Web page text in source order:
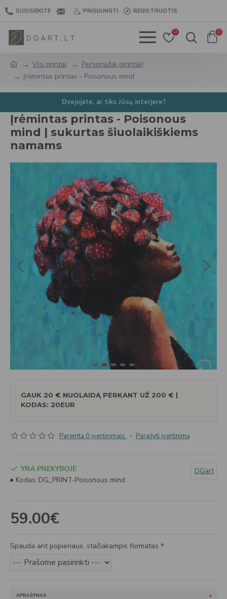
SUSISIEKITE PRISIJUNGTI REGISTRUOTIS
0 0
Visi printai
Personažai (printai)
Įrėmintas printas - Poisonous mind
Dvejojate, ar tiks Jūsų interjere?
Įrėmintas printas - Poisonous
mind | sukurtas šiuolaikiškiems
namams
GAUK 20 € NUOLAIDĄ PERKANT UŽ 200 € |
KODAS: 20EUR
Paremta 0 įvertinimais. - Parašyti įvertinimą
59.00€
YRA PREKYBOJE
Kodas: DG_PRINT-Poisonous mind
DGart
Spauda ant popieriaus, stačiakampis formatas
APRAŠYMAS